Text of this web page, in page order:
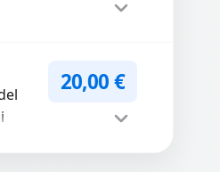
20,00€